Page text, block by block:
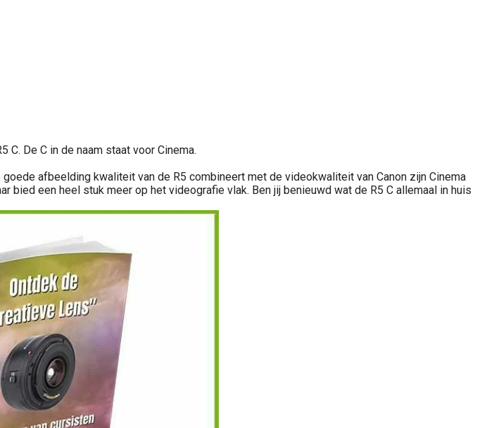
C. De C in de naam staat voor Cinema.
afbeelding kwaliteit van de R5 combineert met de videokwaliteit van Canon zijn Cinema
bied een heel stuk meer op het videografie vlak. Ben jij benieuwd wat de R5 C allemaal in huis